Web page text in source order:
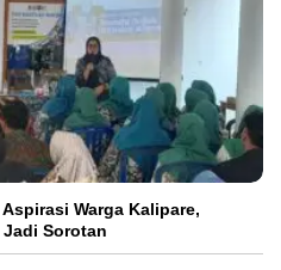
Warga Kalipare,
Sorotan